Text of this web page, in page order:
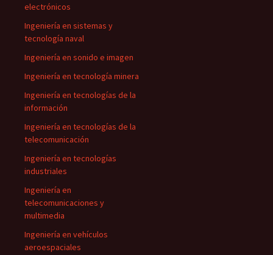
electrónicos
Ingeniería en sistemas y
tecnología naval
Ingeniería en sonido e imagen
Ingeniería en tecnología minera
Ingeniería en tecnologías de la
información
Ingeniería en tecnologías de la
telecomunicación
Ingeniería en tecnologías
industriales
Ingeniería en
telecomunicaciones y
multimedia
Ingeniería en vehículos
aeroespaciales